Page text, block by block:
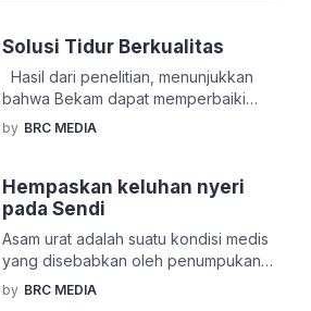
Solusi Tidur Berkualitas
Hasil dari penelitian, menunjukkan
bahwa Bekam dapat memperbaiki
kualitas tidur yang buruk menjadi lebih
baik. Terbukti pada pasien dengan
kualitas tidur buruk, dalam proses
bekam terjadi pelepasan zat dari
histamince serta serotonin sehingga
imunitas tubuh meningkat, dan
menghasilkan endorpin. Pada hormon
endorpin ini akan memberikan efek
by BRC MEDIA
Hempaskan keluhan nyeri
pada Sendi
Asam urat adalah suatu kondisi medis
yang disebabkan oleh penumpukan
asam urat dalam tubuh. Asam urat
adalah produk sampingan dari
by BRC MEDIA